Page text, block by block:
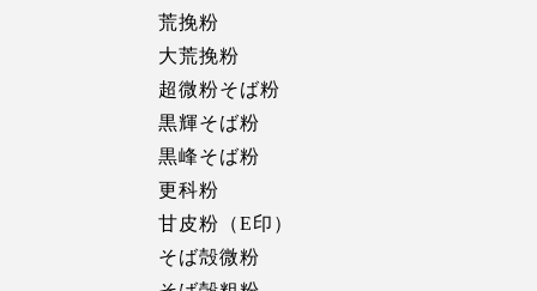
荒挽粉
大荒挽粉
超微粉そば粉
黒輝そば粉
黒峰そば粉
更科粉
甘皮粉（E印）
そば殻微粉